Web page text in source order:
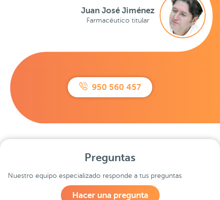
950 560 457
Juan José Jiménez
Farmacéutico titular
Preguntas
Nuestro equipo especializado responde a tus preguntas
Hacer una pregunta